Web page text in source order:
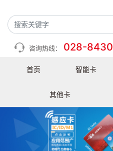
咨询热线： 028-
首页 智能卡
其他卡